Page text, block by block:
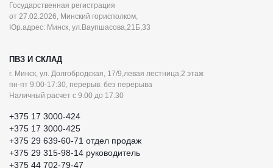
Государственная регистрация
от 27.02.2026, Минский горисполком,
Юр.адрес: Минск, ул.Ваупшасова,21Б,33
ПВЗ И СКЛАД
г. Минск, ул. Долгобродская, 17/9,левая лестница,2 этаж
пн-пт 9:00-17:30, перерыв: без перерыва
Наличный расчет с 9.00 до 17.30
+375 17 3000-424
+375 17 3000-425
+375 29 639-60-71 отдел продаж
+375 29 315-98-14 руководитель
+375 44 702-79-47